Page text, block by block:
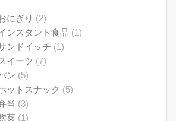
にぎり (2)
ンスタント食品 (1)
ンドイッチ (1)
イーツ (7)
ン (5)
ットスナック (5)
当 (3)
菜 (1)